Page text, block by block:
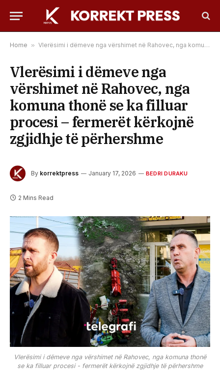
Home » Vlerësimi i dëmeve nga vërshimet në Rahovec, nga komuna thonë se ka filluar procesi – fermerët kërkojnë zgjidhje të përhershme
Vlerësimi i dëmeve nga
vërshimet në Rahovec, nga
komuna thonë se ka filluar
procesi – fermerët kërkojnë
zgjidhje të përhershme
By korrektpress January 17, 2026 BEDRI DURAKU
2 Mins Read
Vlerësimi i dëmeve nga vërshimet në Rahovec, nga komuna thonë
se ka filluar procesi - fermerët kërkojnë zgjidhje të përhershme